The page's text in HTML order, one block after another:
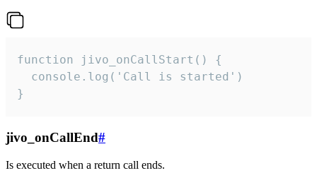
function jivo_onCallStart() {
  console.log('Call is started')
}
jivo_onCallEnd#
Is executed when a return call ends.